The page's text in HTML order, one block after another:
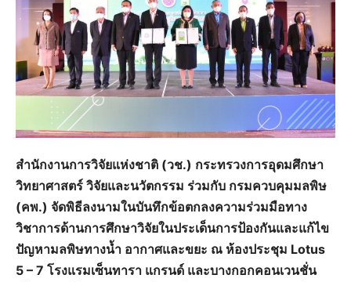
สำนักงานการวิจัยแห่งชาติ (วช.) กระทรวงการอุดมศึกษา
วิทยาศาสตร์ วิจัยและนวัตกรรม ร่วมกับ กรมควบคุมมลพิษ
(คพ.) จัดพิธีลงนามในบันทึกข้อตกลงความร่วมมือทาง
วิชาการด้านการศึกษาวิจัยในประเด็นการป้องกันและแก้ไข
ปัญหามลพิษทางน้ำ อากาศและขยะ ณ ห้องประชุม Lotus
5 – 7 โรงแรมเซ็นทารา แกรนด์ และบางกอกคอนเวนชั่น